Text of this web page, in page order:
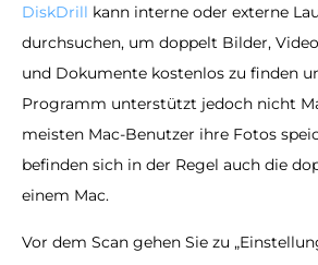
DiskDrill kann interne oder externe
durchsuchen, um doppelt Bilder,
und Dokumente kostenlos zu finden
Programm unterstützt jedoch nicht
meisten Mac-Benutzer ihre Fotos
befinden sich in der Regel auch die
einem Mac.
Vor dem Scan gehen Sie zu